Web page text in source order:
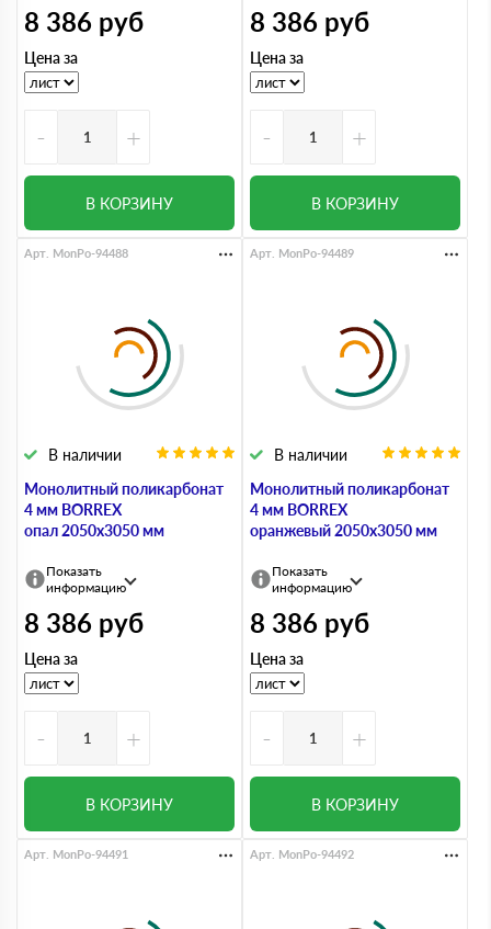
8 386 руб
Цена за
- +
В КОРЗИНУ
8 386 руб
Цена за
- +
В КОРЗИНУ
Монолитный поликарбонат
4 мм BORREX
опал 2050х3050 мм
В наличии
Арт. MonPo-94488
Показать
информацию
8 386 руб
Цена за
- +
В КОРЗИНУ
Монолитный поликарбонат
4 мм BORREX
оранжевый 2050х3050 мм
В наличии
Арт. MonPo-94489
Показать
информацию
8 386 руб
Цена за
- +
В КОРЗИНУ
Арт. MonPo-94491 Арт. MonPo-94492